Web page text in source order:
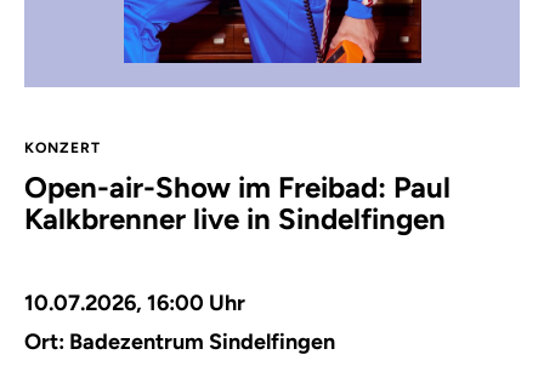
KONZERT
Open-air-Show im Freibad: Paul
Kalkbrenner live in Sindelfingen
10.07.2026, 16:00 Uhr
Ort: Badezentrum Sindelfingen